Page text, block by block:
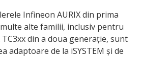
Infineon AURIX din prima
alte familii, inclusiv pentru
TC3xx din a doua generație, sunt
adaptoare de la iSYSTEM și de